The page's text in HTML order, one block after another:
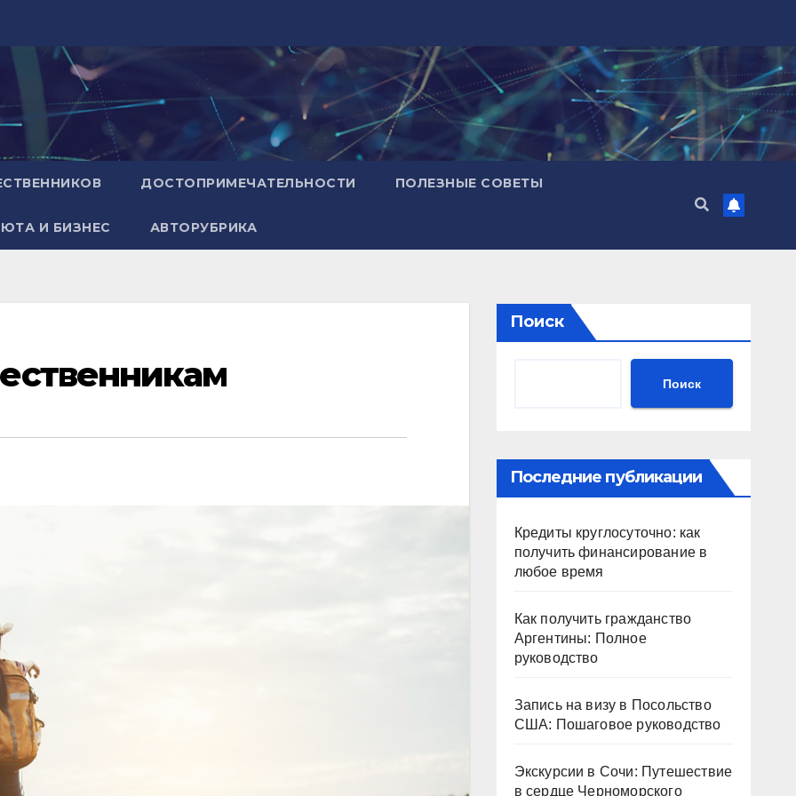
ДОСТОПРИМЕЧАТЕЛЬНОСТИ ПОЛЕЗНЫЕ СОВЕТЫ
И БИЗНЕС АВТОРУБРИКА
Поиск
Поиск
Последние публикации
Кредиты круглосуточно: как
получить финансирование в
любое время
Как получить гражданство
Аргентины: Полное
руководство
Запись на визу в Посольство
США: Пошаговое руководство
Экскурсии в Сочи: Путешествие
в сердце Черноморского